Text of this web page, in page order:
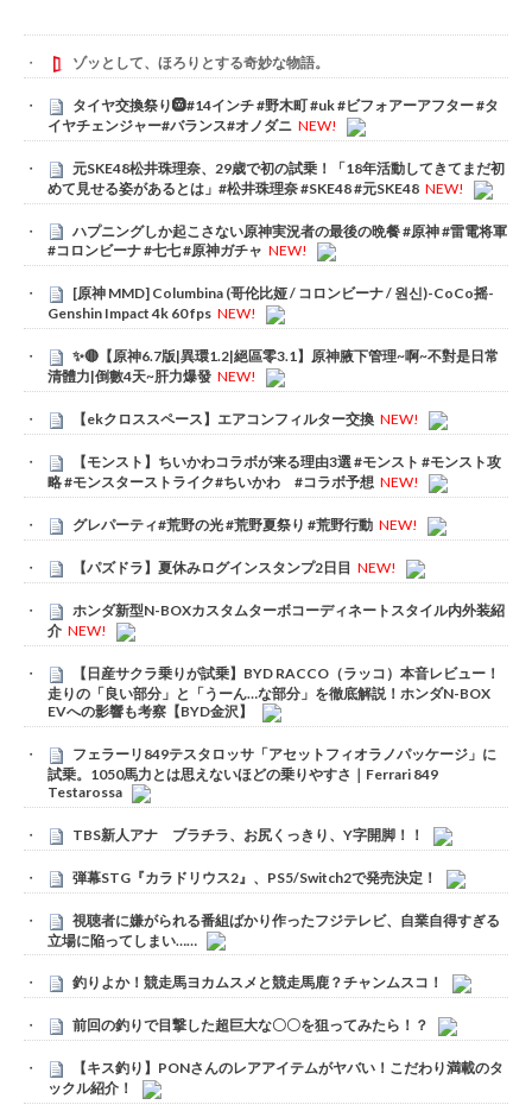
ゾッとして、ほろりとする奇妙な物語。
タイヤ交換祭り🛞#14インチ #野木町 #uk #ビフォアーアフター #タ
イヤチェンジャー#バランス#オノダニ NEW!
元SKE48松井珠理奈、29歳で初の試乗！「18年活動してきてまだ初
めて見せる姿があるとは」#松井珠理奈 #SKE48 #元SKE48 NEW!
ハプニングしか起こさない原神実況者の最後の晩餐 #原神 #雷電将軍
#コロンビーナ #七七 #原神ガチャ NEW!
[原神 MMD] Columbina (哥伦比娅 / コロンビーナ / 원신)-CoCo摇-
Genshin Impact 4k 60 fps NEW!
✨🔴【原神6.7版|異環1.2|絕區零3.1】原神腋下管理~啊~不對是日常
清體力|倒數4天~肝力爆發 NEW!
【ekクロススペース】エアコンフィルター交換 NEW!
【モンスト】ちいかわコラボが来る理由3選 #モンスト #モンスト攻
略 #モンスターストライク#ちいかわ #コラボ予想 NEW!
グレパーティ#荒野の光 #荒野夏祭り #荒野行動 NEW!
【パズドラ】夏休みログインスタンプ2日目 NEW!
ホンダ新型N-BOXカスタムターボコーディネートスタイル内外装紹
介 NEW!
【日産サクラ乗りが試乗】BYD RACCO（ラッコ）本音レビュー！
走りの「良い部分」と「うーん…な部分」を徹底解説！ホンダN-BOX
EVへの影響も考察【BYD金沢】
フェラーリ849テスタロッサ「アセットフィオラノパッケージ」に
試乗。1050馬力とは思えないほどの乗りやすさ｜Ferrari 849
Testarossa
TBS新人アナ ブラチラ、お尻くっきり、Y字開脚！！
弾幕STG『カラドリウス2』、PS5/Switch2で発売決定！
視聴者に嫌がられる番組ばかり作ったフジテレビ、自業自得すぎる
立場に陥ってしまい……
釣りよか！競走馬ヨカムスメと競走馬鹿？チャンムスコ！
前回の釣りで目撃した超巨大な〇〇を狙ってみたら！？
【キス釣り】PONさんのレアアイテムがヤバい！こだわり満載のタ
ックル紹介！